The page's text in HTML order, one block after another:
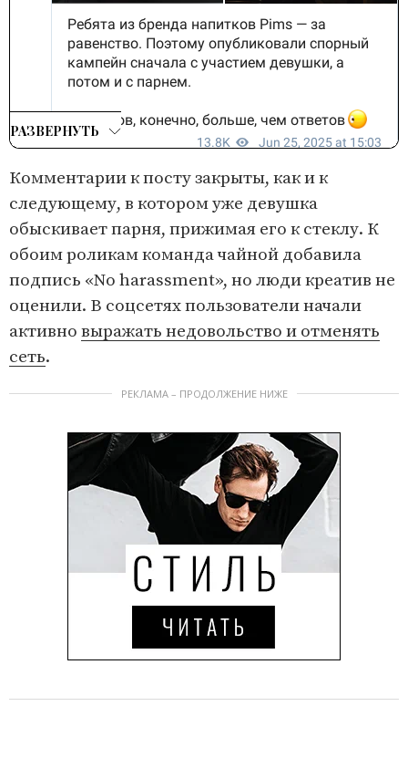
РАЗВЕРНУТЬ
Комментарии к посту закрыты, как и к
следующему, в котором уже девушка
обыскивает парня, прижимая его к стеклу. К
обоим роликам команда чайной добавила
подпись «No harassment», но люди креатив не
оценили. В соцсетях пользователи начали
активно выражать недовольство и отменять
сеть.
РЕКЛАМА – ПРОДОЛЖЕНИЕ НИЖЕ